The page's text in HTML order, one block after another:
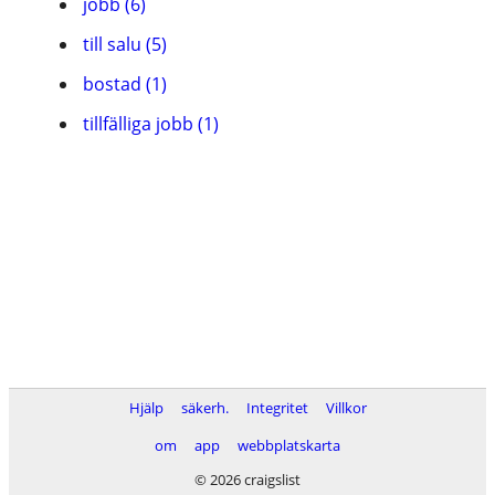
till salu (5)
bostad (1)
tillfälliga jobb (1)
Hjälp säkerh. Integritet
Villkor
om
app
webbplatskarta
© 2026 craigslist